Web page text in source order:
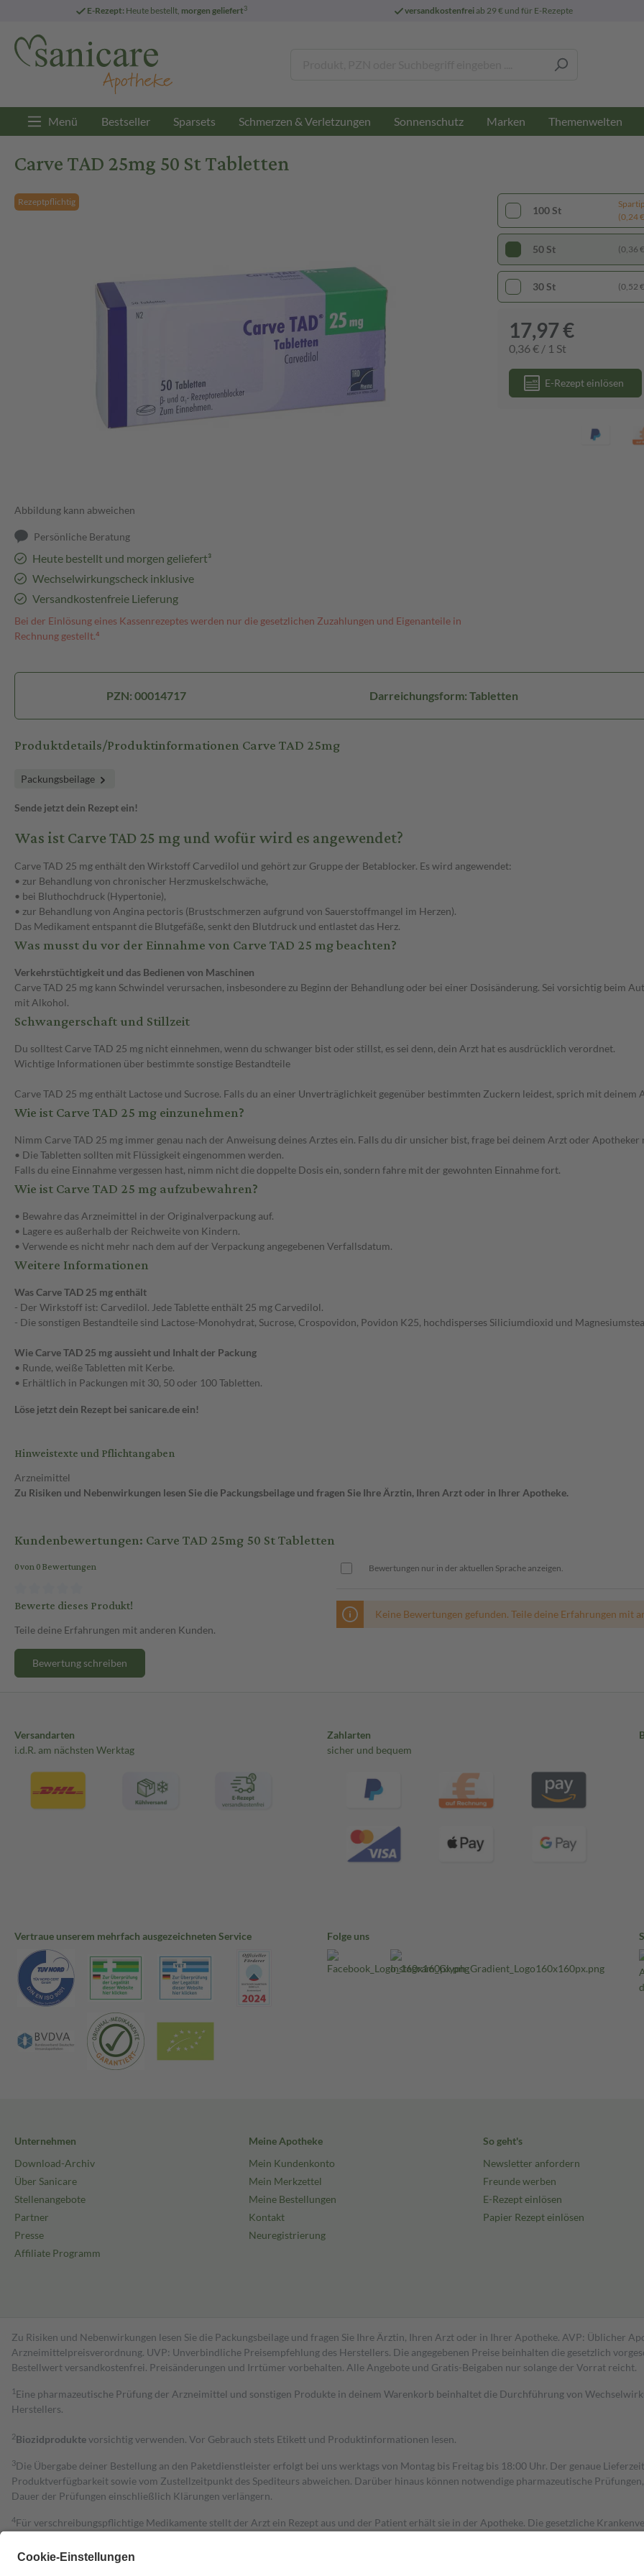
E-Rezept: Heute bestellt, morgen geliefert3 versandkostenfreiab 29 € und für E-Rezepte
Menü Bestseller Sparsets Schmerzen & Verletzungen Sonnenschutz Marken Themenwelten
Carve TAD 25mg 50 St Tabletten
Rezeptpflichtig
Abbildung kann abweichen
Persönliche Beratung
Heute bestellt und morgen geliefert³
Wechselwirkungscheck inklusive
Versandkostenfreie Lieferung
Bei der Einlösung eines Kassenrezeptes werden nur die gesetzlichen Zuzahlungen und Eigenanteile in
Rechnung gestellt.⁴
100 St
(0,24
50 St (0,36
30 St (0,52
17,97 €
0,36 € / 1 St
E-Rezept einlösen
PZN: 00014717 Darreichungsform: Tabletten
Produktdetails/Produktinformationen Carve TAD 25mg
Packungsbeilage
Sende jetzt dein Rezept ein!
Was ist Carve TAD 25 mg und wofür wird es angewendet?
Carve TAD 25 mg enthält den Wirkstoff Carvedilol und gehört zur Gruppe der Betablocker. Es wird angewendet:
• zur Behandlung von chronischer Herzmuskelschwäche,
• bei Bluthochdruck (Hypertonie),
• zur Behandlung von Angina pectoris (Brustschmerzen aufgrund von Sauerstoffmangel im Herzen).
Das Medikament entspannt die Blutgefäße, senkt den Blutdruck und entlastet das Herz.
Was musst du vor der Einnahme von Carve TAD 25 mg beachten?
Verkehrstüchtigkeit und das Bedienen von Maschinen
Carve TAD 25 mg kann Schwindel verursachen, insbesondere zu Beginn der Behandlung oder bei einer Dosisänderung. Sei vorsichtig beim
mit Alkohol.
Schwangerschaft und Stillzeit
Du solltest Carve TAD 25 mg nicht einnehmen, wenn du schwanger bist oder stillst, es sei denn, dein Arzt hat es ausdrücklich verordnet.
Wichtige Informationen über bestimmte sonstige Bestandteile
Carve TAD 25 mg enthält Lactose und Sucrose. Falls du an einer Unverträglichkeit gegenüber bestimmten Zuckern leidest, sprich mit deinem
Wie ist Carve TAD 25 mg einzunehmen?
Nimm Carve TAD 25 mg immer genau nach der Anweisung deines Arztes ein. Falls du dir unsicher bist, frage bei deinem Arzt oder Apotheker
• Die Tabletten sollten mit Flüssigkeit eingenommen werden.
Falls du eine Einnahme vergessen hast, nimm nicht die doppelte Dosis ein, sondern fahre mit der gewohnten Einnahme fort.
Wie ist Carve TAD 25 mg aufzubewahren?
• Bewahre das Arzneimittel in der Originalverpackung auf.
• Lagere es außerhalb der Reichweite von Kindern.
• Verwende es nicht mehr nach dem auf der Verpackung angegebenen Verfallsdatum.
Weitere Informationen
Was Carve TAD 25 mg enthält
- Der Wirkstoff ist: Carvedilol. Jede Tablette enthält 25 mg Carvedilol.
- Die sonstigen Bestandteile sind Lactose-Monohydrat, Sucrose, Crospovidon, Povidon K25, hochdisperses Siliciumdioxid und
Wie Carve TAD 25 mg aussieht und Inhalt der Packung
• Runde, weiße Tabletten mit Kerbe.
• Erhältlich in Packungen mit 30, 50 oder 100 Tabletten.
Löse jetzt dein Rezept bei sanicare.de ein!
Hinweistexte und Pflichtangaben
Arzneimittel
Zu Risiken und Nebenwirkungen lesen Sie die Packungsbeilage und fragen Sie Ihre Ärztin, Ihren Arzt oder in Ihrer Apotheke.
Kundenbewertungen: Carve TAD 25mg 50 St Tabletten
0 von 0 Bewertungen
Bewerte dieses Produkt!
Teile deine Erfahrungen mit anderen Kunden.
Bewertung schreiben
Bewertungen nur in der aktuellen Sprache anzeigen.
Keine Bewertungen gefunden. Teile deine Erfahrungen mit
Versandarten
i.d.R. am nächsten Werktag
Zahlarten
sicher und bequem
Vertraue unserem mehrfach ausgezeichneten Service Folge uns
Unternehmen
Download-Archiv
Über Sanicare
Stellenangebote
Partner
Presse
Affiliate Programm
Meine Apotheke
Mein Kundenkonto
Mein Merkzettel
Meine Bestellungen
Kontakt
Neuregistrierung
So geht's
Newsletter anfordern
Freunde werben
E-Rezept einlösen
Papier Rezept einlösen
Zu Risiken und Nebenwirkungen lesen Sie die Packungsbeilage und fragen Sie Ihre Ärztin, Ihren Arzt oder in Ihrer Apotheke. AVP: Üblicher
Arzneimittelpreisverordnung. UVP: Unverbindliche Preisempfehlung des Herstellers. Die angegebenen Preise beinhalten die gesetzlich
Bestell­wert versand­kosten­frei. Preisänderungen und Irrtümer vorbehalten. Alle Angebote und Gratis-Beigaben nur solange der Vorrat reicht.
1 Eine pharmazeutische Prüfung der Arzneimittel und sonstigen Produkte in deinem Warenkorb beinhaltet die Durchführung von
Herstellers.
2Biozidproduktevorsichtig verwenden. Vor Gebrauch stets Etikett und Produktinformationen lesen.
3Die Übergabe deiner Bestellung an den Paketdienstleister erfolgt bei uns werktags von Montag bis Freitag bis 18:00 Uhr. Der genaue
Produktverfügbarkeit sowie vom Zustellzeitpunkt des Spediteurs abweichen. Darüber hinaus können notwendige pharmazeutische
Dauer der Prüfungen einschließlich Klärungen verlängern.
4Für verschreibungspflichtige Medikamente stellt der Arzt ein Rezept aus und der Patient erhält sie in der Apotheke. Die gesetzliche
Grundsätzlich leisten Mitglieder Zuzahlungen in Höhe von zehn Prozent des Abgabepreises,